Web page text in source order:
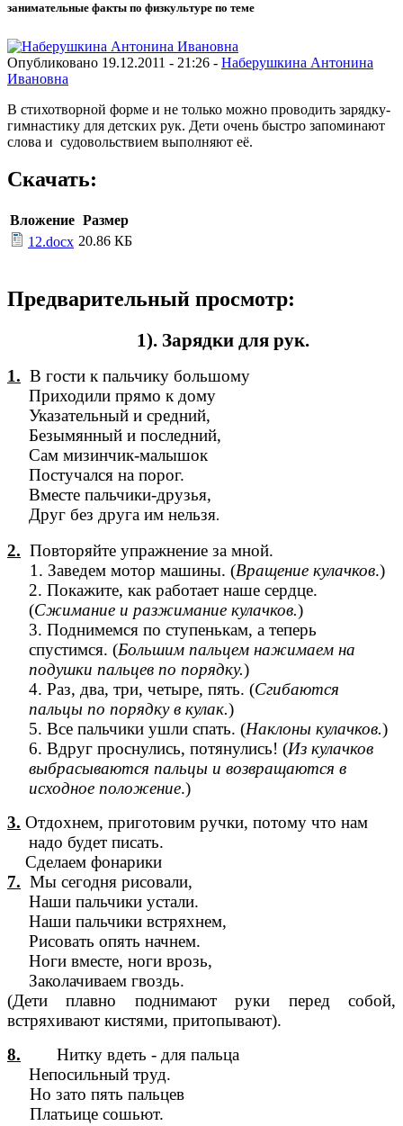
занимательные факты по физкультуре по теме
Опубликовано 19.12.2011 - 21:26 - Наберушкина Антонина
Ивановна
В стихотворной форме и не только можно проводить зарядку-
гимнастику для детских рук. Дети очень быстро запоминают
слова и судовольствием выполняют её.
Скачать:
Вложение Размер
12.docx 20.86 КБ
Предварительный просмотр:
1). Зарядки для рук.
1. В гости к пальчику большому
Приходили прямо к дому
Указательный и средний,
Безымянный и последний,
Сам мизинчик-малышок
Постучался на порог.
Вместе пальчики-друзья,
Друг без друга им нельзя.
2. Повторяйте упражнение за мной.
1. Заведем мотор машины. (Вращение кулачков.)
2. Покажите, как работает наше сердце.
(Сжимание и разжимание кулачков.)
3. Поднимемся по ступенькам, а теперь
спустимся. (Большим пальцем нажимаем на
подушки пальцев по порядку.)
4. Раз, два, три, четыре, пять. (Сгибаются
пальцы по порядку в кулак.)
5. Все пальчики ушли спать. (Наклоны кулачков.)
6. Вдруг проснулись, потянулись! (Из кулачков
выбрасываются пальцы и возвращаются в
исходное положение.)
3. Отдохнем, приготовим ручки, потому что нам
надо будет писать.
Сделаем фонарики
7. Мы сегодня рисовали,
Наши пальчики устали.
Наши пальчики встряхнем,
Рисовать опять начнем.
Ноги вместе, ноги врозь,
Заколачиваем гвоздь.
(Дети плавно поднимают руки перед собой,
встряхивают кистями, притопывают).
8. Нитку вдеть - для пальца
Непосильный труд.
Но зато пять пальцев
Платьице сошьют.